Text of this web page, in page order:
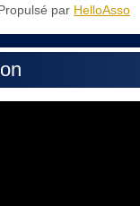
par HelloAsso